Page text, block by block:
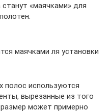
«маячками» для
маячками ля установки
полос используются
вырезанные из того
может примерно